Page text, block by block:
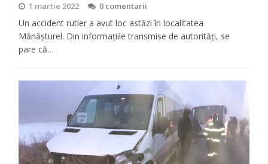
1 martie 2022 0 comentarii
Un accident rutier a avut loc astăzi în localitatea
Mănășturel. Din informațiile transmise de autorități, se
pare că…